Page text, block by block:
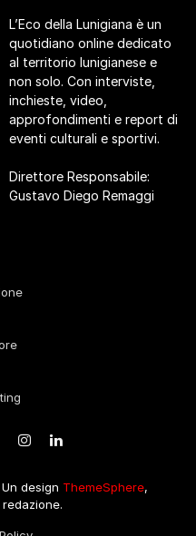
L’Eco della Lunigiana è un
quotidiano online dedicato
al territorio lunigianese e
non solo. Con interviste,
inchieste, video,
approfondimenti e report di
eventi culturali e sportivi.
Direttore Responsabile:
Gustavo Diego Remaggi
Instagram
LinkedIn
design ThemeSphere,